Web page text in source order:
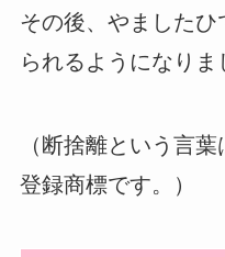
その後、やました
られるようになりま
（断捨離という言
登録商標です。）